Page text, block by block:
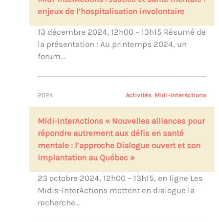
enjeux de l’hospitalisation involontaire
13 décembre 2024, 12h00 – 13h15 Résumé de
la présentation : Au printemps 2024, un
forum…
2024 Activités, Midi-InterActions
Midi-InterActions « Nouvelles alliances pour
répondre autrement aux défis en santé
mentale : l’approche Dialogue ouvert et son
implantation au Québec »
23 octobre 2024, 12h00 – 13h15, en ligne Les
Midis-InterActions mettent en dialogue la
recherche…